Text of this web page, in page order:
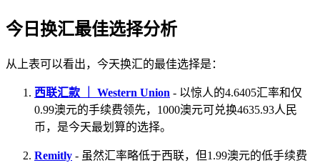
今日换汇最佳选择分析
从上表可以看出，今天换汇的最佳选择是：
西联汇款 ｜ Western Union - 以惊人的4.6405汇率和仅
0.99澳元的手续费领先，1000澳元可兑换4635.93人民
币，是今天最划算的选择。
Remitly - 虽然汇率略低于西联，但1.99澳元的低手续费